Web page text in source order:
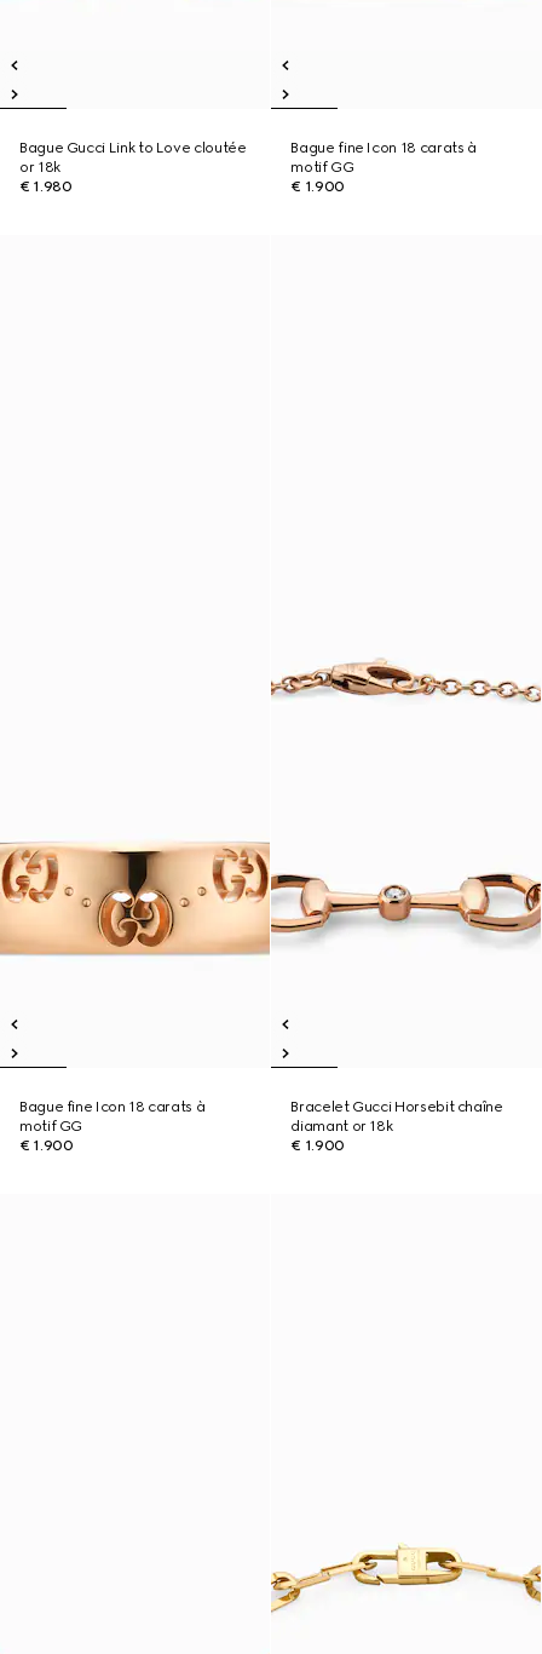
Bague Gucci Link to Love cloutée
or 18k
€ 1.980
Bague fine Icon 18 carats à
motif GG
€ 1.900
Bague fine Icon 18 carats à
motif GG
€ 1.900
Bracelet Gucci Horsebit chaîne
diamant or 18k
€ 1.900